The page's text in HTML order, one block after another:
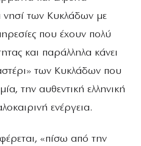
νησί των Κυκλάδων με
που έχουν πολύ
και παράλληλα κάνει
των Κυκλάδων που
την αυθεντική ελληνική
ενέργεια.
«πίσω από την